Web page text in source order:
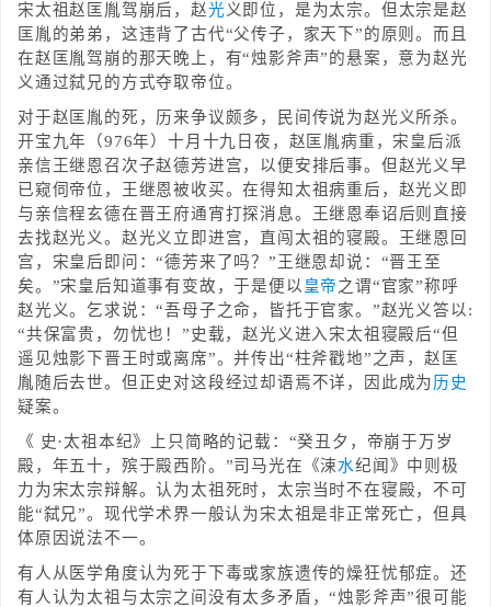
宋太祖赵匡胤驾崩后，赵光 义即位，是为太宗。但太宗是赵
匡胤的弟弟，这违背了古代“父传子，家天下”的原则。而且
在赵匡胤驾崩的那天晚上，有“烛影斧声”的悬案，意为赵光
义通过弑兄的方式夺取帝位。
对于赵匡胤的死，历来争议颇多，民间传说为赵光义所杀。
开宝九年（976年）十月十九日夜，赵匡胤病重，宋皇后派
亲信王继恩召次子赵德芳进宫，以便安排后事。但赵光义早
已窥伺帝位，王继恩被收买。在得知太祖病重后，赵光义即
与亲信程玄德在晋王府通宵打探消息。王继恩奉诏后则直接
去找赵光义。赵光义立即进宫，直闯太祖的寝殿。王继恩回
宫，宋皇后即问：“德芳来了吗？”王继恩却说：“晋王至
矣。”宋皇后知道事有变故，于是便以 皇帝之谓“官家”称呼
赵光义。乞求说：“吾母子之命，皆托于官家。”赵光义答以:
“共保富贵，勿忧也！”史载，赵光义进入宋太祖寝殿后“但
遥见烛影下晋王时或离席”。并传出“柱斧戳地”之声，赵匡
胤随后去世。但正史对这段经过却语焉不详，因此成为历史
疑案。
《 史·太祖本纪》上只简略的记载：“癸丑夕，帝崩于万岁
殿，年五十，殡于殿西阶。”司马光在《涑水纪闻》中则极
力为宋太宗辩解。认为太祖死时，太宗当时不在寝殿，不可
能“弑兄”。现代学术界一般认为宋太祖是非正常死亡，但具
体原因说法不一。
有人从医学角度认为死于下毒或家族遗传的燥狂忧郁症。还
有人认为太祖与太宗之间没有太多矛盾，“烛影斧声”很可能